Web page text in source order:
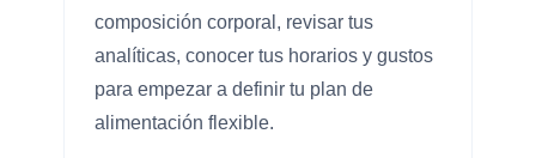
composición corporal, revisar tus
analíticas, conocer tus horarios y gustos
para empezar a definir tu plan de
alimentación flexible.